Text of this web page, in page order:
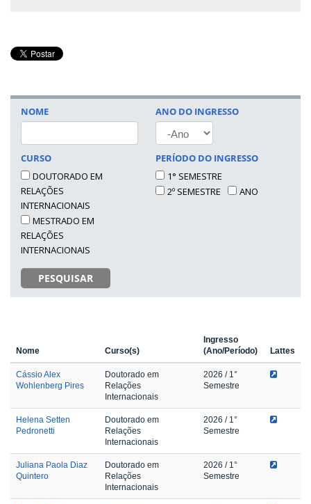
NOME
CURSO
DOUTORADO EM
RELAÇÕES
INTERNACIONAIS
MESTRADO EM
RELAÇÕES
INTERNACIONAIS
PESQUISAR
ANO DO INGRESSO
ANO
PERÍODO DO INGRESSO
1° SEMESTRE
2º SEMESTRE
ANO
Nome Curso(s)
Ingresso
(Ano/Período)
Lattes
Cássio Alex
Wohlenberg Pires
Doutorado em
Relações
Internacionais
2026 / 1°
Semestre
Helena Setten
Pedronetti
Doutorado em
Relações
Internacionais
2026 / 1°
Semestre
Juliana Paola Diaz
Quintero
Doutorado em
Relações
Internacionais
2026 / 1°
Semestre